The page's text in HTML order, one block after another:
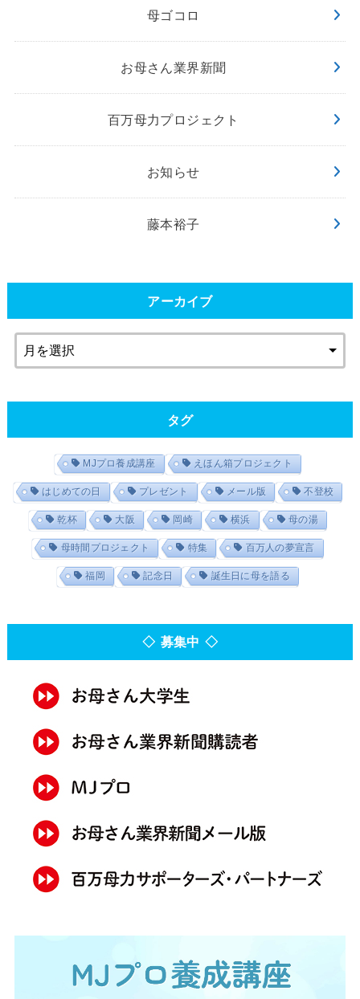
母ゴコロ
お母さん業界新聞
百万母力プロジェクト
お知らせ
藤本裕子
アーカイブ
タグ
MJプロ養成講座 えほん箱プロジェクト
はじめての日 プレゼント メール版 不登校
乾杯 大阪 岡崎 横浜 母の湯
母時間プロジェクト 特集 百万人の夢宣言
福岡 記念日 誕生日に母を語る
◇ 募集中 ◇